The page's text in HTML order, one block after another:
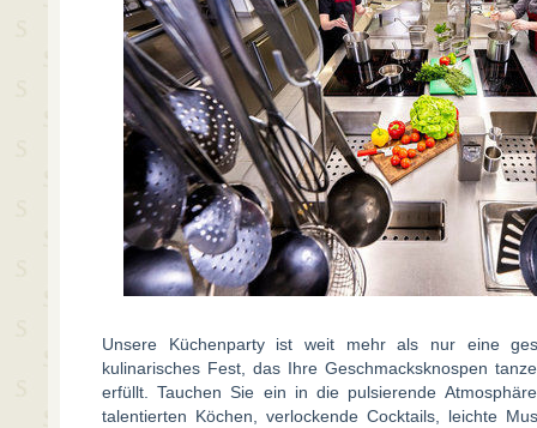
Unsere Küchenparty ist weit mehr als nur eine
kulinarisches Fest, das Ihre Geschmacksknospen
erfüllt. Tauchen Sie ein in die pulsierende
talentierten Köchen, verlockende Cocktails, leichte